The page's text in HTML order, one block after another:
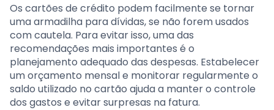
Os cartões de crédito podem facilmente se tornar
uma armadilha para dívidas, se não forem usados
com cautela. Para evitar isso, uma das
recomendações mais importantes é o
planejamento adequado das despesas. Estabelecer
um orçamento mensal e monitorar regularmente o
saldo utilizado no cartão ajuda a manter o controle
dos gastos e evitar surpresas na fatura.